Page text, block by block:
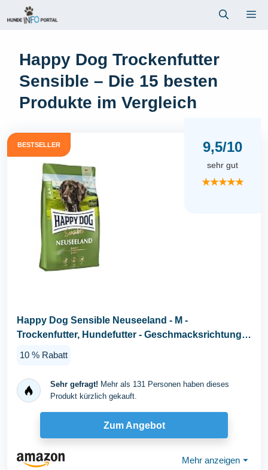
Inhalt
Happy Dog Trockenfutter
Sensible – Die 15 besten
Produkte im Vergleich
BESTSELLER 9,5/10
sehr gut
★★★★★
Happy Dog Sensible Neuseeland - M -
Trockenfutter, Hundefutter - Geschmacksrichtung
10 % Rabatt
Sehr gefragt! Mehr als 131 Personen haben dieses
Produkt kürzlich gekauft.
Zum Angebot
Mehr anzeigen ⏷